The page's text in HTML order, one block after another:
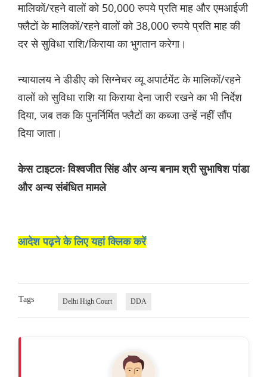
मालिकों/रहने वालों को 50,000 रुपये प्रति माह और एमआईजी
फ्लैटों के मालिकों/रहने वालों को 38,000 रुपये प्रति माह की
दर से सुविधा राशि/किराया का भुगतान करेगा।
न्यायालय ने डीडीए को सिग्नेचर व्यू अपार्टमेंट के मालिकों/रहने
वालों को सुविधा राशि या किराया देना जारी रखने का भी निर्देश
दिया, जब तक कि पुनर्निर्मित फ्लैटों का कब्जा उन्हें नहीं सौंप
दिया जाता।
केस टाइटलः विश्वजीत सिंह और अन्य बनाम श्री सुभाषिश पांडा
और अन्य संबंधित मामले
आदेश पढ़ने के लिए यहां क्लिक करें
Tags Delhi High Court DDA